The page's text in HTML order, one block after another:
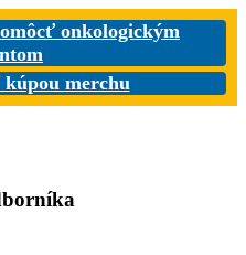
onkologickým
merchu